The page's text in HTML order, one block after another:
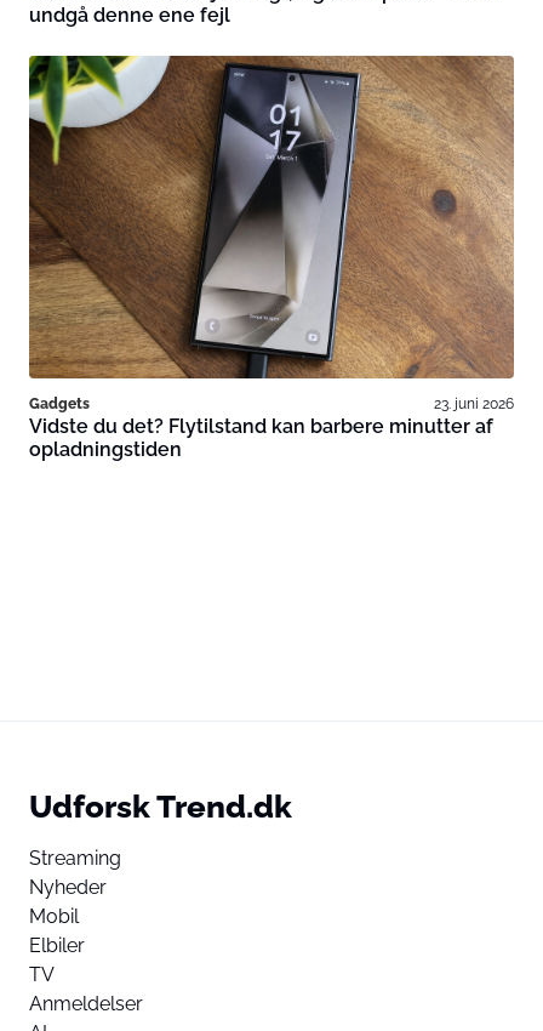
undgå denne ene fejl
Gadgets 23. juni 2026
Vidste du det? Flytilstand kan barbere minutter af
opladningstiden
Udforsk Trend.dk
Streaming
Nyheder
Mobil
Elbiler
TV
Anmeldelser